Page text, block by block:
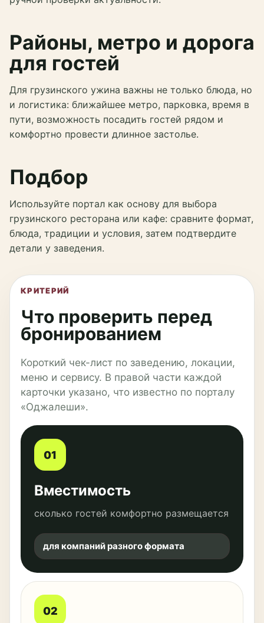
Районы, метро и дорога
для гостей
Для грузинского ужина важны не только блюда, но
и логистика: ближайшее метро, парковка, время в
пути, возможность посадить гостей рядом и
комфортно провести длинное застолье.
Подбор
Используйте портал как основу для выбора
грузинского ресторана или кафе: сравните формат,
блюда, традиции и условия, затем подтвердите
детали у заведения.
КРИТЕРИЙ
Что проверить перед
бронированием
Короткий чек-лист по заведению, локации,
меню и сервису. В правой части каждой
карточки указано, что известно по порталу
«Оджалеши».
01
Вместимость
сколько гостей комфортно размещается
для компаний разного формата
02